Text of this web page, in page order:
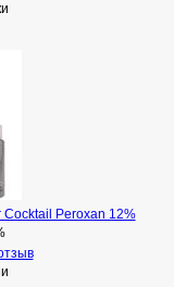
Cocktail Peroxan 12%